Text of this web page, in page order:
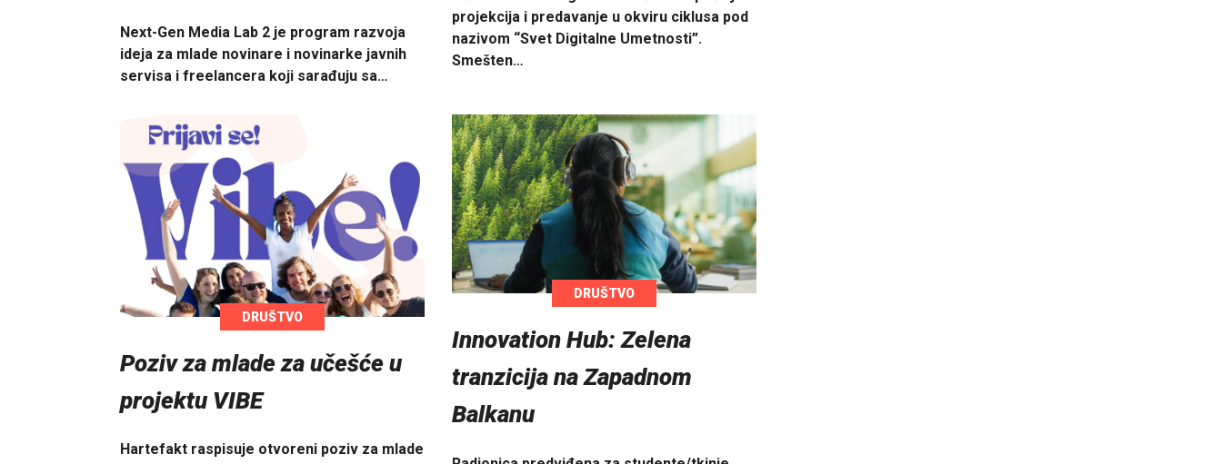
Next-Gen Media Lab 2 je program razvoja
ideja za mlade novinare i novinarke javnih
servisa i freelancera koji sarađuju sa…
projekcija i predavanje u okviru ciklusa pod
nazivom “Svet Digitalne Umetnosti”.
Smešten…
DRUŠTVO
Poziv za mlade za učešće u
projektu VIBE
Hartefakt raspisuje otvoreni poziv za mlade
DRUŠTVO
Innovation Hub: Zelena
tranzicija na Zapadnom
Balkanu